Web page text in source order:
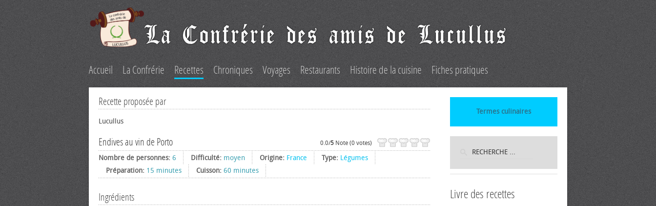
Accueil La Confrérie Recettes Chroniques Voyages Restaurants Histoire de la cuisine Fiches pratiques
Recette proposée par
Lucullus
Endives au vin de Porto 0.0/5 Note (0 votes)
Nombre de personnes: 6 Difficulté: moyen Origine: France Type: Légumes
Préparation: 15 minutes Cuisson: 60 minutes
Ingrédients
Termes culinaires
Livre des recettes